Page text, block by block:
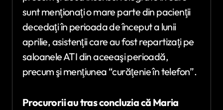
sunt menţionaţi o mare parte din pacienţii
decedaţi în perioada de început a lunii
aprilie, asistenţii care au fost repartizaţi pe
saloanele ATI din aceeaşi perioadă,
precum şi menţiunea “curăţenie în telefon”.
Procurorii au tras concluzia că Maria